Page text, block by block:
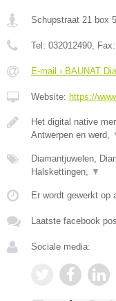
Schupstraat 21 box 5
Tel: 032012490, Fax:
E-mail › BAUNAT
Website: https://
Het digital native
Antwerpen en werd,
Diamantjuwelen,
Halskettingen, ▼
Er wordt gewerkt op
Laatste facebook
Sociale media: